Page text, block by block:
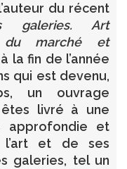
du récent
galeries. Art
du marché et
la fin de l’année
qui est devenu,
un ouvrage
livré à une
approfondie et
et de ses
galeries, tel un